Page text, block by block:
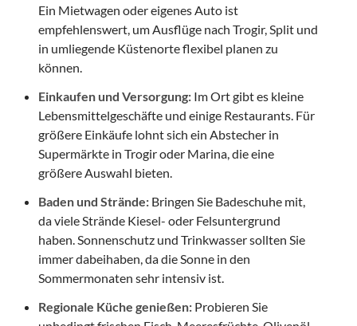
Ein Mietwagen oder eigenes Auto ist
empfehlenswert, um Ausflüge nach Trogir, Split und
in umliegende Küstenorte flexibel planen zu
können.
Einkaufen und Versorgung: Im Ort gibt es kleine
Lebensmittelgeschäfte und einige Restaurants. Für
größere Einkäufe lohnt sich ein Abstecher in
Supermärkte in Trogir oder Marina, die eine
größere Auswahl bieten.
Baden und Strände: Bringen Sie Badeschuhe mit,
da viele Strände Kiesel- oder Felsuntergrund
haben. Sonnenschutz und Trinkwasser sollten Sie
immer dabeihaben, da die Sonne in den
Sommermonaten sehr intensiv ist.
Regionale Küche genießen: Probieren Sie